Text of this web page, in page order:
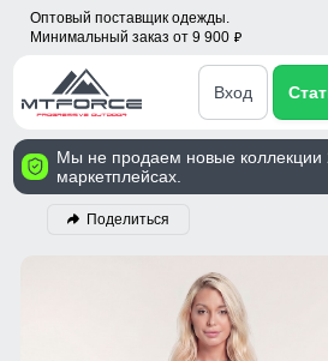
Оптовый поставщик одежды.
Минимальный заказ от 9 900 p
Вход
Мы не продаем новые коллекции
маркетплейсах.
Поделиться